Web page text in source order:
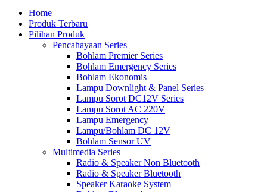
Home
Produk Terbaru
Pilihan Produk
Pencahayaan Series
Bohlam Premier Series
Bohlam Emergency Series
Bohlam Ekonomis
Lampu Downlight & Panel Series
Lampu Sorot DC12V Series
Lampu Sorot AC 220V
Lampu Emergency
Lampu/Bohlam DC 12V
Bohlam Sensor UV
Multimedia Series
Radio & Speaker Non Bluetooth
Radio & Speaker Bluetooth
Speaker Karaoke System